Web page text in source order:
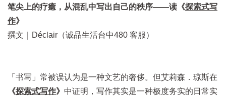
笔尖上的疗癒，从混乱中写出自己的秩序——读 《探索式写
作》
撰文｜Déclair（诚品生活台中480 客服）
「书写」常被误认为是一种文艺的奢侈。但艾莉森．琼斯在
《探索式写作》 中证明，写作其实是一种极度务实的日常实